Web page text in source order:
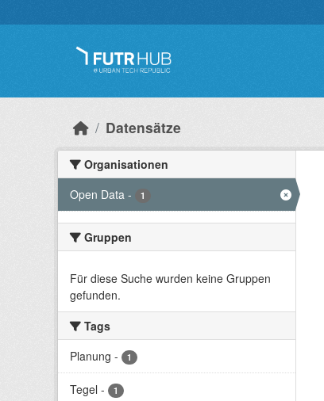
Datensätze
Organisationen
Open Data - 1
Gruppen
Für diese Suche wurden keine Gruppen
gefunden.
Tags
Planung - 1
Tegel - 1